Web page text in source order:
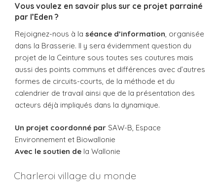
Vous voulez en savoir plus sur ce projet parrainé
par l’Eden ?
Rejoignez-nous à la séance d’information , organisée
dans la Brasserie. Il y sera évidemment question du
projet de la Ceinture sous toutes ses coutures mais
aussi des points communs et différences avec d’autres
formes de circuits-courts, de la méthode et du
calendrier de travail ainsi que de la présentation des
acteurs déjà impliqués dans la dynamique.
Un projet coordonné par SAW-B, Espace
Environnement et Biowallonie
Avec le soutien de la Wallonie
Charleroi village du monde